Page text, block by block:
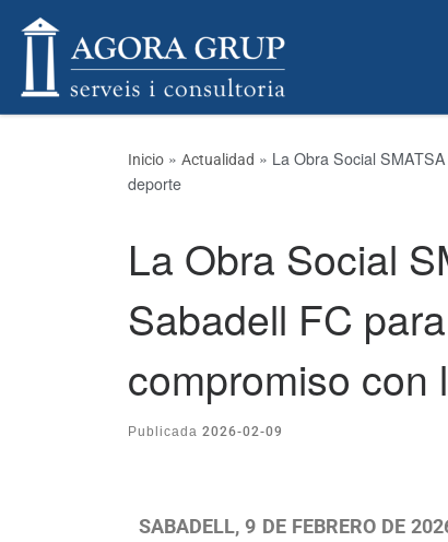
Skip to content
Inicio » Actualidad » La Obra Social
deporte
La Obra Social
Sabadell FC
compromiso con
Publicada 2026-02-09
SABADELL, 9 DE FEBRERO DE